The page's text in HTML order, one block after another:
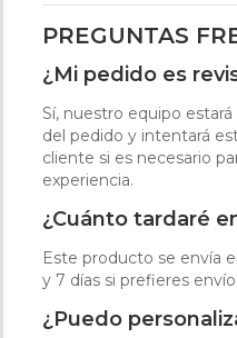
PREGUNTAS
¿Mi pedido es
Sí, nuestro equipo
del pedido y intentará
cliente si es necesario
experiencia.
¿Cuánto tardaré
Este producto se envía
y 7 días si prefieres
¿Puedo